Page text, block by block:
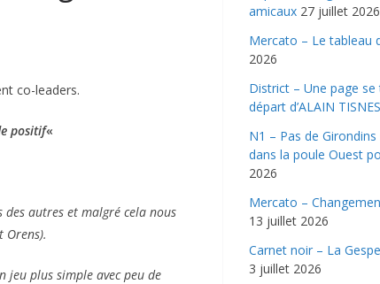
co-leaders.
positif«
autres et malgré cela nous
Orens).
jeu plus simple avec peu de
amicaux 27 juillet 2026
Mercato – Le tableau
2026
District – Une page se
départ d’ALAIN TISNES
N1 – Pas de
dans la poule Ouest
2026
Mercato –
13 juillet 2026
Carnet noir – La
3 juillet 2026